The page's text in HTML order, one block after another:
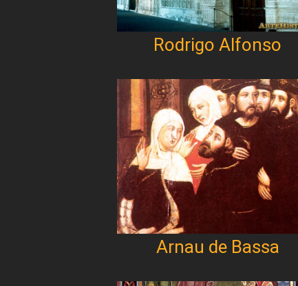
Rodrigo Alfonso
Arnau de Bassa